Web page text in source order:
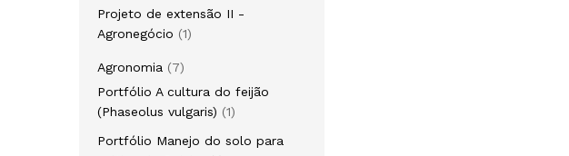
produto
Projeto de extensão II -
Agronegócio
11
Agronomia
77
produtos
Portfólio A cultura do feijão
(Phaseolus vulgaris)
11
Portfólio Manejo do solo para